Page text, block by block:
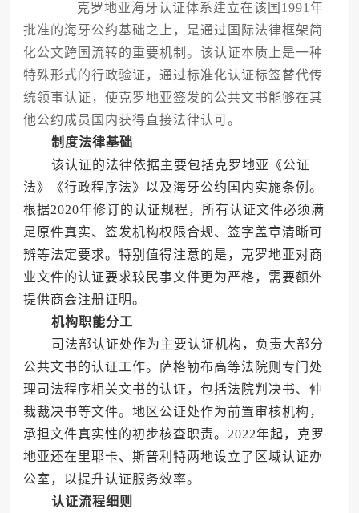
克罗地亚海牙认证体系建立在该国1991年
批准的海牙公约基础之上，是通过国际法律框架简
化公文跨国流转的重要机制。该认证本质上是一种
特殊形式的行政验证，通过标准化认证标签替代传
统领事认证，使克罗地亚签发的公共文书能够在其
他公约成员国内获得直接法律认可。
制度法律基础
该认证的法律依据主要包括克罗地亚《公证
法》《行政程序法》以及海牙公约国内实施条例。
根据2020年修订的认证规程，所有认证文件必须满
足原件真实、签发机构权限合规、签字盖章清晰可
辨等法定要求。特别值得注意的是，克罗地亚对商
业文件的认证要求较民事文件更为严格，需要额外
提供商会注册证明。
机构职能分工
司法部认证处作为主要认证机构，负责大部分
公共文书的认证工作。萨格勒布高等法院则专门处
理司法程序相关文书的认证，包括法院判决书、仲
裁裁决书等文件。地区公证处作为前置审核机构，
承担文件真实性的初步核查职责。2022年起，克罗
地亚还在里耶卡、斯普利特两地设立了区域认证办
公室，以提升认证服务效率。
认证流程细则